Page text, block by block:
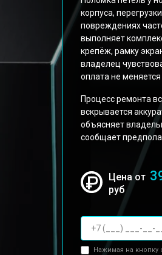
корпуса,
повреждениях
выполняет
крепёж, рамку
владелец
оплата не
Процесс ремонта
вскрывается
объясняет
сообщает
Цена от
руб
Нажимая на кнопку